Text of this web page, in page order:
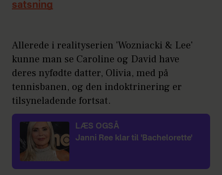
satsning
Allerede i realityserien 'Wozniacki & Lee'
kunne man se Caroline og David have
deres nyfødte datter, Olivia, med på
tennisbanen, og den indoktrinering er
tilsyneladende fortsat.
LÆS OGSÅ
Janni Ree klar til 'Bachelorette'